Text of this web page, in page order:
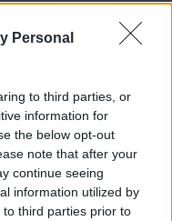
Personal
to third parties, or
information for
the below opt-out
note that after your
continue seeing
information utilized by
third parties prior to
Magier-Stats & Items der ZM
#1533